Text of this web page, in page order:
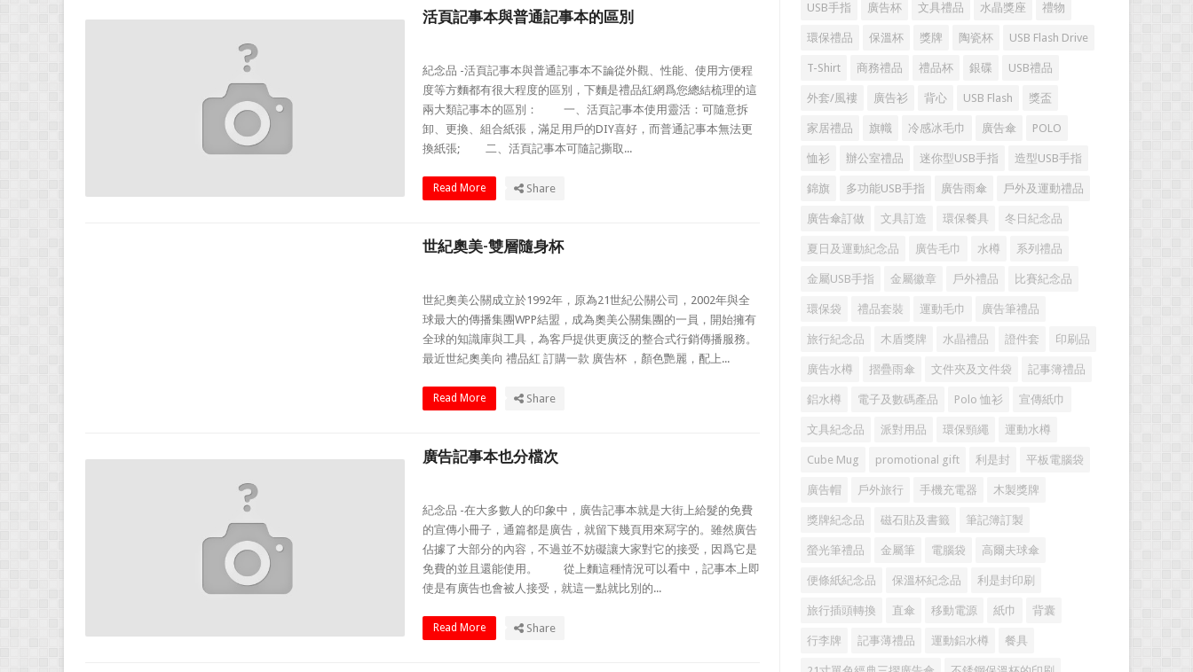
活頁記事本與普通記事本的區別
紀念品 -活頁記事本與普通記事本不論從外觀、性能、使用方便程
度等方麵都有很大程度的區別，下麵是禮品紅網爲您總結梳理的這
兩大類記事本的區別： 一、活頁記事本使用靈活：可隨意拆
卸、更換、組合紙張，滿足用戶的DIY喜好，而普通記事本無法更
換紙張; 二、活頁記事本可隨記撕取...
Read More Share
世紀奧美-雙層隨身杯
世紀奧美​​公關成立於1992年，原為21世紀公關公司，2002年與全
球最大的傳播集團WPP結盟，成為奧美公關集團的一員，開始擁有
全球的知識庫與工具，為客戶提供更廣泛的整合式行銷傳播服務。
最近世紀奧美向 禮品紅 訂購一款 廣告杯 ，顏色艷麗，配上...
Read More Share
廣告記事本也分檔次
紀念品 -在大多數人的印象中，廣告記事本就是大街上給髮的免費
的宣傳小冊子，通篇都是廣告，就留下幾頁用來冩字的。雖然廣告
佔據了大部分的內容，不過並不妨礙讓大家對它的接受，因爲它是
免費的並且還能使用。 從上麵這種情況可以看中，記事本上即
使是有廣告也會被人接受，就這一點就比別的...
Read More Share
USB手指 廣告杯 文具禮品 水晶獎座 禮物
環保禮品 保溫杯 獎牌 陶瓷杯 USB Flash Drive
T-Shirt 商務禮品 禮品杯 銀碟 USB禮品
外套/風褸 廣告衫 背心 USB Flash 獎盃
家居禮品 旗幟 冷感冰毛巾 廣告傘 POLO
恤衫 辦公室禮品 迷你型USB手指 造型USB手指
錦旗 多功能USB手指 廣告雨傘 戶外及運動禮品
廣告傘訂做 文具訂造 環保餐具 冬日紀念品
夏日及運動紀念品 廣告毛巾 水樽 系列禮品
金屬USB手指 金屬徽章 戶外禮品 比賽紀念品
環保袋 禮品套裝 運動毛巾 廣告筆禮品
旅行紀念品 木盾獎牌 水晶禮品 證件套 印刷品
廣告水樽 摺疊雨傘 文件夾及文件袋 記事簿禮品
鋁水樽 電子及數碼產品 Polo 恤衫 宣傳紙巾
文具紀念品 派對用品 環保頸繩 運動水樽
Cube Mug promotional gift 利是封 平板電腦袋
廣告帽 戶外旅行 手機充電器 木製獎牌
獎牌紀念品 磁石貼及書籤 筆記簿訂製
螢光筆禮品 金屬筆 電腦袋 高爾夫球傘
便條紙紀念品 保溫杯紀念品 利是封印刷
旅行插頭轉換 直傘 移動電源 紙巾 背囊
行李牌 記事薄禮品 運動鋁水樽 餐具